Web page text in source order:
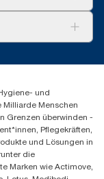
und
Menschen
Grenzen überwinden -
Pflegekräften,
und Lösungen in
die
Marken wie Actimove,